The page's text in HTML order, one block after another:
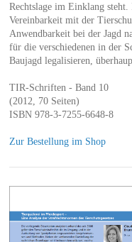
Rechtslage im Einklang
Vereinbarkeit mit der
Anwendbarkeit bei der Jagd
für die verschiedenen in der
Baujagd legalisieren,
TIR-Schriften - Band 10
(2012, 70 Seiten)
ISBN 978-3-7255-6648-8
Zur Bestellung im Shop